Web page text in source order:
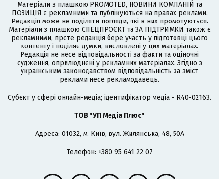
Матеріали з плашкою PROMOTED, НОВИНИ КОМПАНІЙ та
ПОЗИЦІЯ є рекламними та публікуються на правах реклами.
Редакція може не поділяти погляди, які в них промотуються.
Матеріали з плашкою СПЕЦПРОЄКТ та ЗА ПІДТРИМКИ також є
рекламними, проте редакція бере участь у підготовці цього
контенту і поділяє думки, висловлені у цих матеріалах.
Редакція не несе відповідальності за факти та оціночні
судження, оприлюднені у рекламних матеріалах. Згідно з
українським законодавством відповідальність за зміст
реклами несе рекламодавець.
Cубєкт у сфері онлайн-медіа; ідентифікатор медіа - R40-02163.
ТОВ "УП Медіа Плюс"
Адреса: 01032, м. Київ, вул. Жилянська, 48, 50А
Телефон: +380 95 641 22 07